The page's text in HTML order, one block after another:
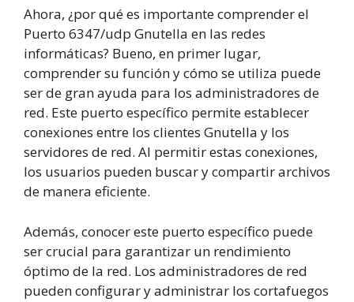
Ahora, ¿por qué es importante comprender el
Puerto 6347/udp Gnutella en las redes
informáticas? Bueno, en primer lugar,
comprender su función y cómo se utiliza puede
ser de gran ayuda para los administradores de
red. Este puerto específico permite establecer
conexiones entre los clientes Gnutella y los
servidores de red. Al permitir estas conexiones,
los usuarios pueden buscar y compartir archivos
de manera eficiente.
Además, conocer este puerto específico puede
ser crucial para garantizar un rendimiento
óptimo de la red. Los administradores de red
pueden configurar y administrar los cortafuegos